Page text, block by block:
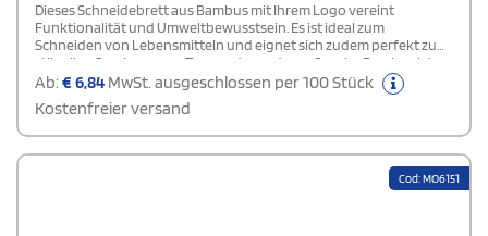
Dieses Schneidebrett aus Bambus mit Ihrem Logo vereint
Funktionalität und Umweltbewusstsein. Es ist ideal zum
Schneiden von Lebensmitteln und eignet sich zudem perfekt zum
stilvollen Servieren von Tapas oder anderen Snacks. Bambus ist
nicht nur langlebig, sondern auch ein schnell nachwachsender
Rohstoff, der dieses Brett zu einer umweltfreundlichen Wahl für
Ihre Küche macht. Ein praktisches und ästhetisches Accessoire für
den täglichen Gebrauch oder besondere Anlässe.
Ab:€6,84 MwSt. ausgeschlossen per 100 Stück
Kostenfreier versand
Cod: MO6151